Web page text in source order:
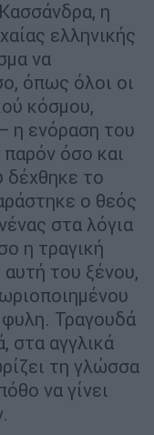
η
ελληνικής
να
όπως όλοι οι
κόσμου,
η ενόραση του
όσο και
δέχθηκε το
ο θεός
στα λόγια
η τραγική
του ξένου,
Τραγουδά
στα αγγλικά
τη γλώσσα
να γίνει